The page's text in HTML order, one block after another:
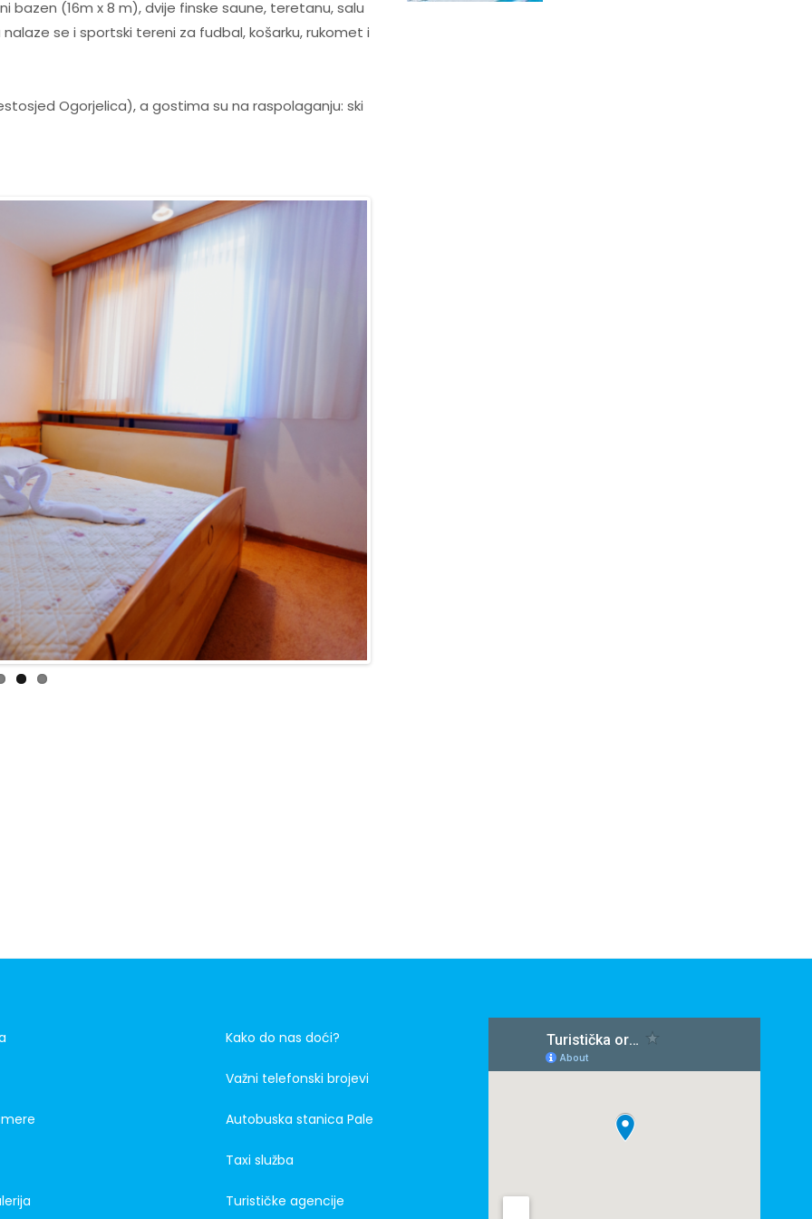
(16m x 8 m), dvije finske saune, teretanu, salu
se i sportski tereni za fudbal, košarku, rukomet i
Ogorjelica), a gostima su na raspolaganju: ski
Kako do nas doći?
Važni telefonski brojevi
Autobuska stanica Pale
Taxi služba
Turističke agencije